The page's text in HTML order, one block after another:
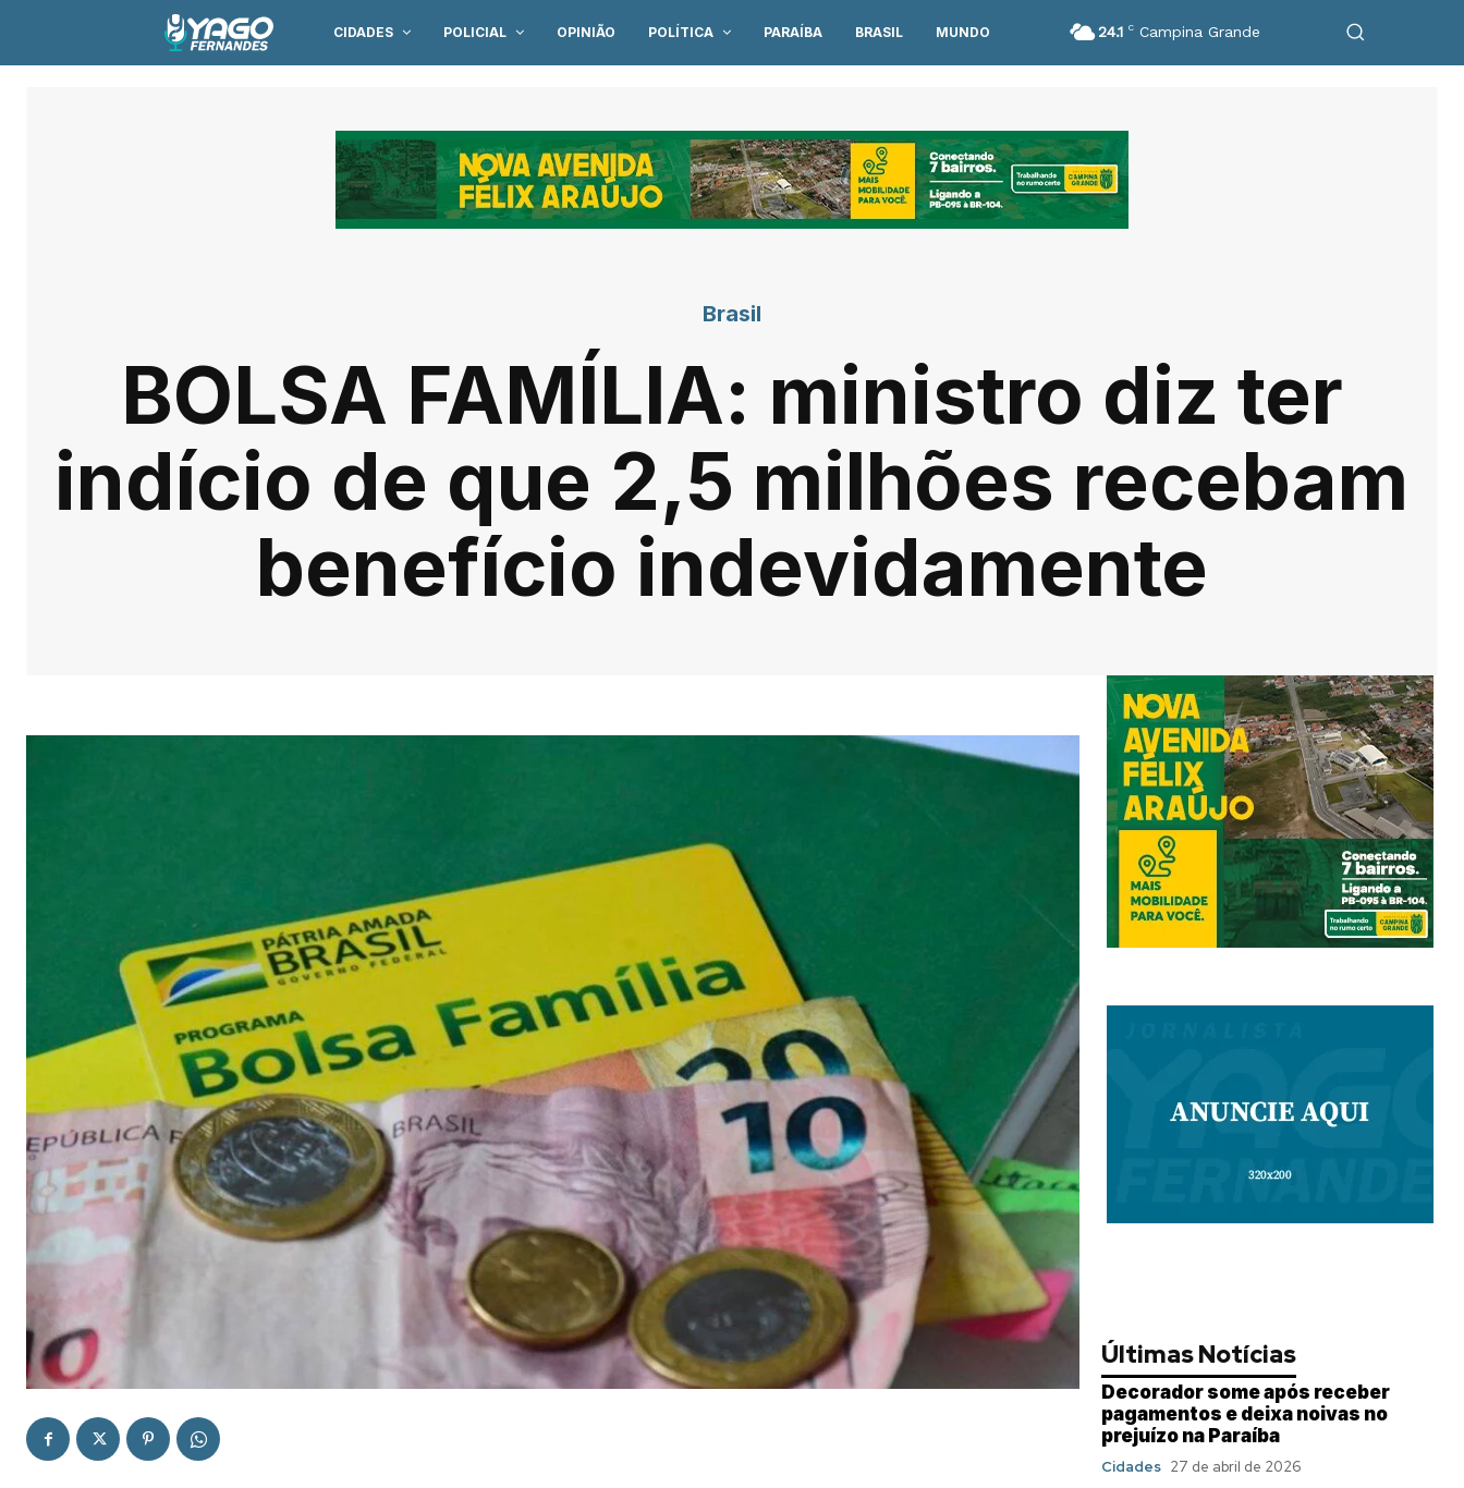
CIDADES POLICIAL OPINIÃO POLÍTICA PARAÍBA BRASIL MUNDO 24.1 C Campina Grande
Brasil
BOLSA FAMÍLIA: ministro diz ter
indício de que 2,5 milhões recebam
benefício indevidamente
Últimas Notícias
Decorador some após receber
pagamentos e deixa noivas no
prejuízo na Paraíba
Cidades 27 de abril de 2026